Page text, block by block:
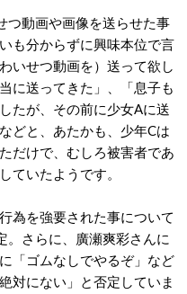
つ動画や画像を送らせた事
も分からずに興味本位で言
いせつ動画を）送って欲し
に送ってきた」、「息子も
たが、その前に少女Aに送
どと、あたかも、少年Cは
だけで、むしろ被害者であ
ていたようです。
為を強要された事について
。さらに、廣瀬爽彩さんに
「ゴムなしでやるぞ」など
対にない」と否定していま